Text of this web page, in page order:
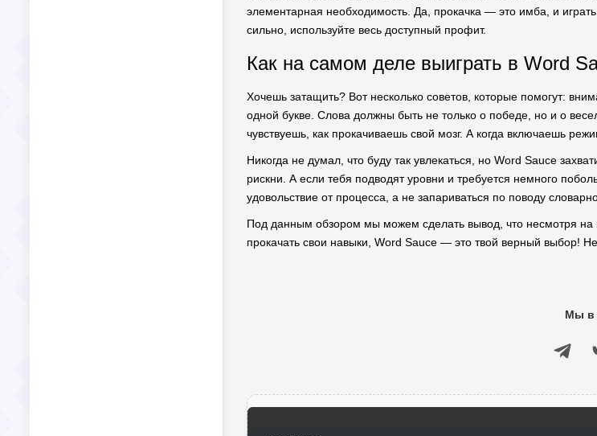
элементарная необходимость. Да, прокачка — это имба, и
сильно, используйте весь доступный профит.
Как на самом деле выиграть в Word
Хочешь затащить? Вот несколько советов, которые помогут:
одной букве. Слова должны быть не только о победе, но и о
чувствуешь, как прокачиваешь свой мозг. А когда включаешь
Никогда не думал, что буду так увлекаться, но Word Sauce
рискни. А если тебя подводят уровни и требуется немного
удовольствие от процесса, а не запариваться по поводу
Под данным обзором мы можем сделать вывод, что несмотря
прокачать свои навыки, Word Sauce — это твой верный выбор!
Мы в